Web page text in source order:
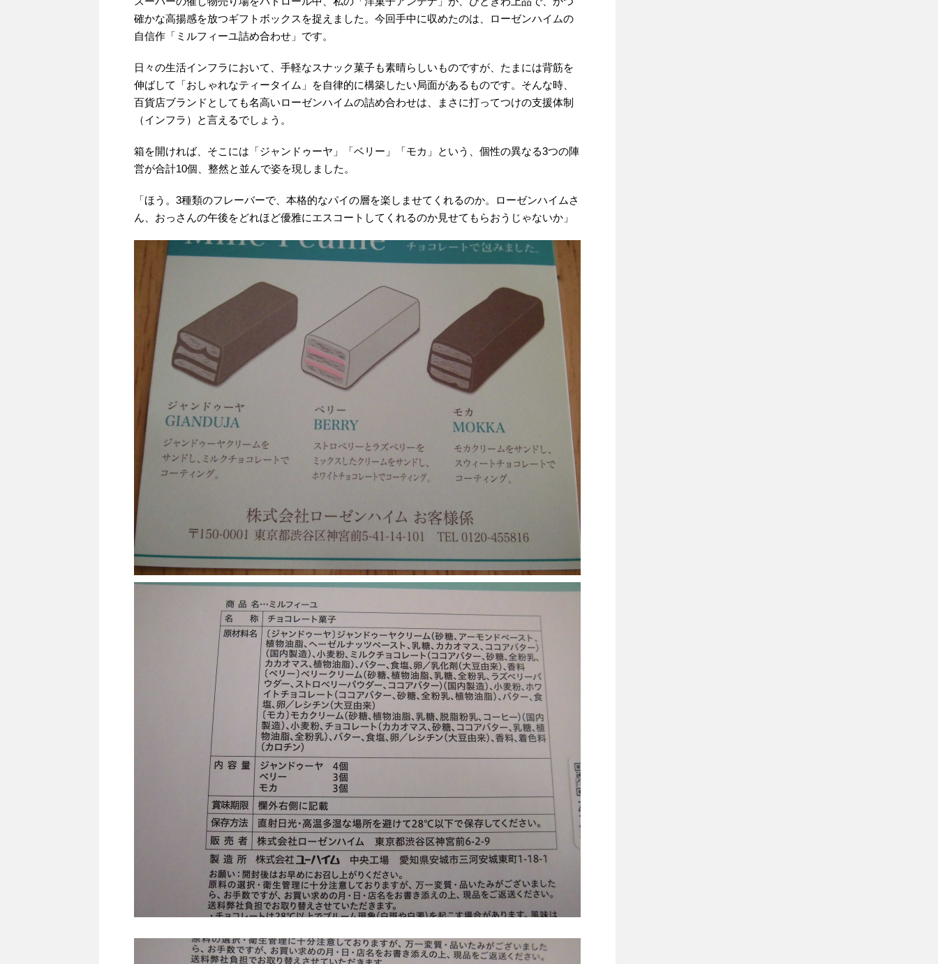
確かな高揚感を放つギフトボックスを捉えました。今回手中に収めたのは、ローゼンハイムの
自信作「ミルフィーユ詰め合わせ」です。
日々の生活インフラにおいて、手軽なスナック菓子も素晴らしいものですが、たまには背筋を
伸ばして「おしゃれなティータイム」を自律的に構築したい局面があるものです。そんな時、
百貨店ブランドとしても名高いローゼンハイムの詰め合わせは、まさに打ってつけの支援体制
（インフラ）と言えるでしょう。
箱を開ければ、そこには「ジャンドゥーヤ」「ベリー」「モカ」という、個性の異なる3つの陣
営が合計10個、整然と並んで姿を現しました。
「ほう。3種類のフレーバーで、本格的なパイの層を楽しませてくれるのか。ローゼンハイムさ
ん、おっさんの午後をどれほど優雅にエスコートしてくれるのか見せてもらおうじゃないか」